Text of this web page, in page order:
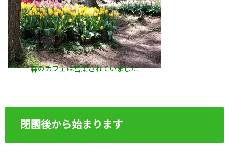
森のカフェは営業されていました
閉園後から始まります